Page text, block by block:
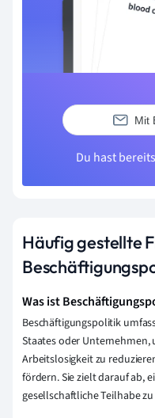
Mit
Du hast
Häufig gestellte
Was ist
Beschäftigungspolitik
Staates oder Unternehmen,
Arbeitslosigkeit zu
fördern. Sie zielt darauf ab,
gesellschaftliche Teilhabe